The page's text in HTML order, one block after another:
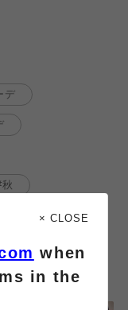
デ
秋
× CLOSE
when
in the